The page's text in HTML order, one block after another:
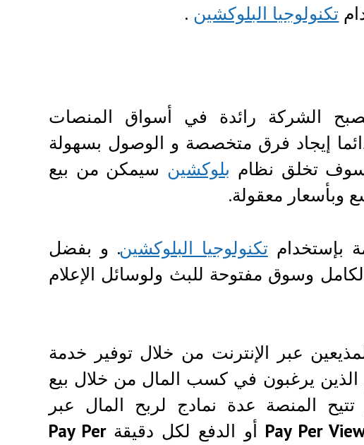
تكنولوجيا البلوكشين .
الشركة رائدة في أسواق المنصات
إيجاد فرق متخصصة و الوصول بسهولة
تخلق نظام بلوكشين سيمكن من بيع
وبأسعار معقولة.
بإستخدام تكنولوجيا البلوكشين. و بفضل
وسوق مفتوحة للبث ولوسائل الإعلام
عبر الإنترنت من خلال توفير خدمة
الذين يرغبون في كسب المال من خلال بيع
المنصة عدة نمادج لربح المال عبر
Pay Per أو الدفع لكل دقيقةPay Per